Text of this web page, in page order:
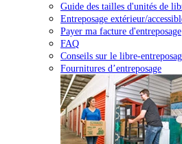
Guide des tailles d'unités de
Entreposage extérieur/
Payer ma facture d'entreposage
FAQ
Conseils sur le libre-
Fournitures d’entreposage